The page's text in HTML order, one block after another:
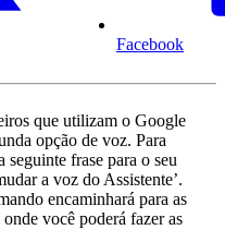
Facebook
que utilizam o Google
opção de voz. Para
seguinte frase para o seu
a voz do Assistente’.
encaminhará para as
você poderá fazer as